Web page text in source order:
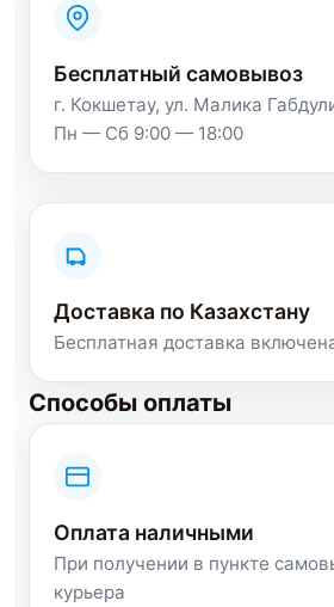
Бесплатный самовывоз
г. Кокшетау, ул. Малика
Пн — Сб 9:00 — 18:00
Доставка по Казахстану
Бесплатная доставка
Способы оплаты
Оплата наличными
При получении в пункте
курьера